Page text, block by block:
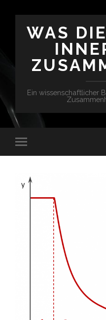
WAS
Ein wissenschaftlicher